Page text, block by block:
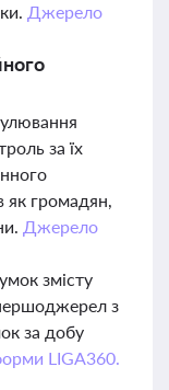
Джерело
за їх
як громадян,
Джерело
змісту
з
за добу
LIGA360.